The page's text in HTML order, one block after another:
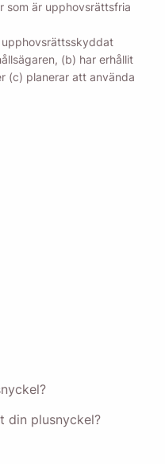
som är upphovsrättsfria
(b) har erhållit
(c) planerar att använda
din plusnyckel?